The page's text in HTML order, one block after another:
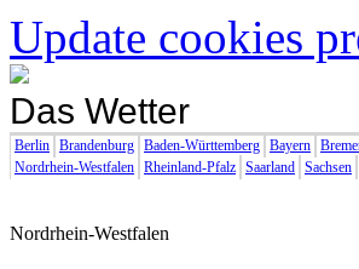
Update cookies
Das Wetter
Berlin Brandenburg Baden-Württemberg Bayern
Nordrhein-Westfalen Rheinland-Pfalz Saarland Sachsen
Nordrhein-Westfalen